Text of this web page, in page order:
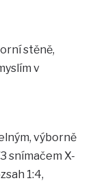
stěně,
v
výborně
snímačem X-
1:4,